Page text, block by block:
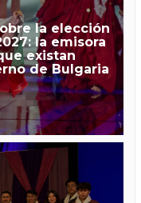
la elección
la emisora
existan
de Bulgaria